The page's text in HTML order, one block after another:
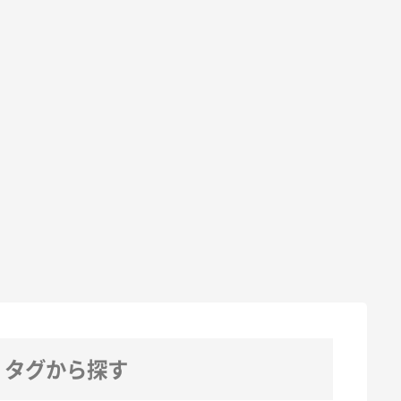
タグから探す